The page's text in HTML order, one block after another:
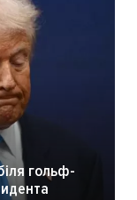
гольф-